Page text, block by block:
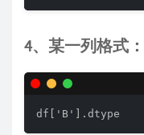
4、某一列格式：
df['B'].dtype